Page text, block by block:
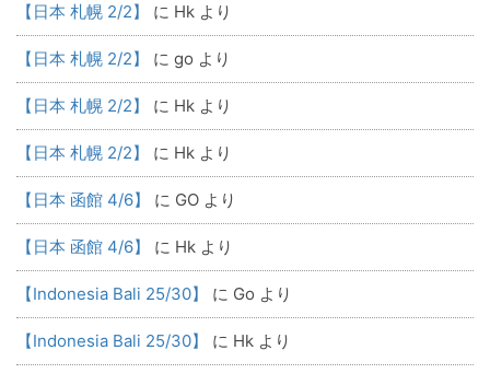
【日本 札幌 2/2】 に Hk より
【日本 札幌 2/2】 に go より
【日本 札幌 2/2】 に Hk より
【日本 札幌 2/2】 に Hk より
【日本 函館 4/6】 に GO より
【日本 函館 4/6】 に Hk より
【Indonesia Bali 25/30】 に Go より
【Indonesia Bali 25/30】 に Hk より